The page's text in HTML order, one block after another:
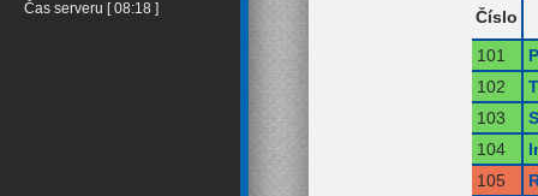
Čas serveru [ 08:18 ]
Číslo
101
102
103
104
105